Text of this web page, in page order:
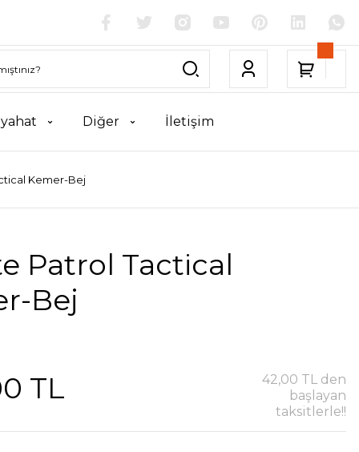
Diğer İletişim
Kemer-Bej
Patrol Tactical
Bej
TL
42,00 TL den
başlayan
taksitlerle!!